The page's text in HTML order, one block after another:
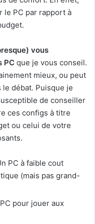
le PC par rapport à
vous
PC que je vous conseil.
mieux, ou peut
le débat. Puisque je
de conseiller
ces configs à titre
ou celui de votre
PC à faible cout
(mais pas grand-
pour jouer aux